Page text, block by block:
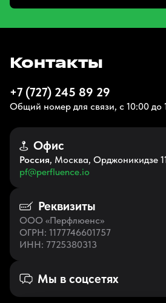
Контакты
+7 (727) 245 89 29
Общий номер для связи, с 10:00 до
Офис
Россия, Москва, Орджоникидзе
pf@perfluence.io
Реквизиты
ООО «Перфлюенс»
ОГРН: 1177746601757
ИНН: 7725380313
Мы в соцсетях